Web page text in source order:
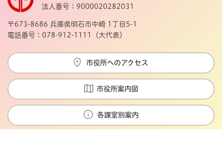
法人番号：9000020282031
〒673-8686 兵庫県明石市中崎 1丁目5-1
電話番号：078-912-1111（大代表）
市役所へのアクセス
市役所案内図
各課室別案内